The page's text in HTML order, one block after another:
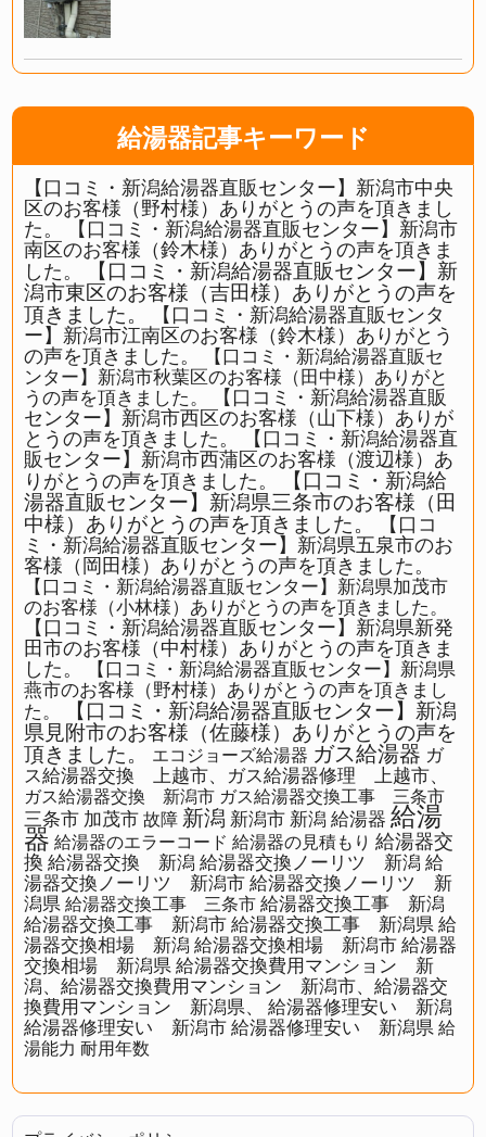
給湯器記事キーワード
【口コミ・新潟給湯器直販センター】新潟市中央
区のお客様（野村様）ありがとうの声を頂きまし
た。
【口コミ・新潟給湯器直販センター】新潟市
南区のお客様（鈴木様）ありがとうの声を頂きま
した。
【口コミ・新潟給湯器直販センター】新
潟市東区のお客様（吉田様）ありがとうの声を
頂きました。
【口コミ・新潟給湯器直販センタ
ー】新潟市江南区のお客様（鈴木様）ありがとう
の声を頂きました。
【口コミ・新潟給湯器直販セ
ンター】新潟市秋葉区のお客様（田中様）ありがと
うの声を頂きました。
【口コミ・新潟給湯器直販
センター】新潟市西区のお客様（山下様）ありが
とうの声を頂きました。
【口コミ・新潟給湯器直
販センター】新潟市西蒲区のお客様（渡辺様）あ
りがとうの声を頂きました。
【口コミ・新潟給
湯器直販センター】新潟県三条市のお客様（田
中様）ありがとうの声を頂きました。
【口コ
ミ・新潟給湯器直販センター】新潟県五泉市のお
客様（岡田様）ありがとうの声を頂きました。
【口コミ・新潟給湯器直販センター】新潟県加茂市
のお客様（小林様）ありがとうの声を頂きました。
【口コミ・新潟給湯器直販センター】新潟県新発
田市のお客様（中村様）ありがとうの声を頂きま
した。
【口コミ・新潟給湯器直販センター】新潟県
燕市のお客様（野村様）ありがとうの声を頂きまし
た。
【口コミ・新潟給湯器直販センター】新潟
県見附市のお客様（佐藤様）ありがとうの声を
頂きました。
エコジョーズ給湯器 ガス給湯器 ガ
ス給湯器交換 上越市、ガス給湯器修理 上越市、
ガス給湯器交換 新潟市 ガス給湯器交換工事 三条市
三条市 加茂市 故障 新潟 新潟市 新潟 給湯器 給湯
器 給湯器のエラーコード 給湯器の見積もり 給湯器交
換 給湯器交換 新潟 給湯器交換ノーリツ 新潟 給
湯器交換ノーリツ 新潟市 給湯器交換ノーリツ 新
潟県 給湯器交換工事 三条市 給湯器交換工事 新潟
給湯器交換工事 新潟市 給湯器交換工事 新潟県 給
湯器交換相場 新潟 給湯器交換相場 新潟市 給湯器
交換相場 新潟県 給湯器交換費用マンション 新
潟、給湯器交換費用マンション 新潟市、給湯器交
換費用マンション 新潟県、
給湯器修理安い 新潟
給湯器修理安い 新潟市 給湯器修理安い 新潟県 給
湯能力 耐用年数